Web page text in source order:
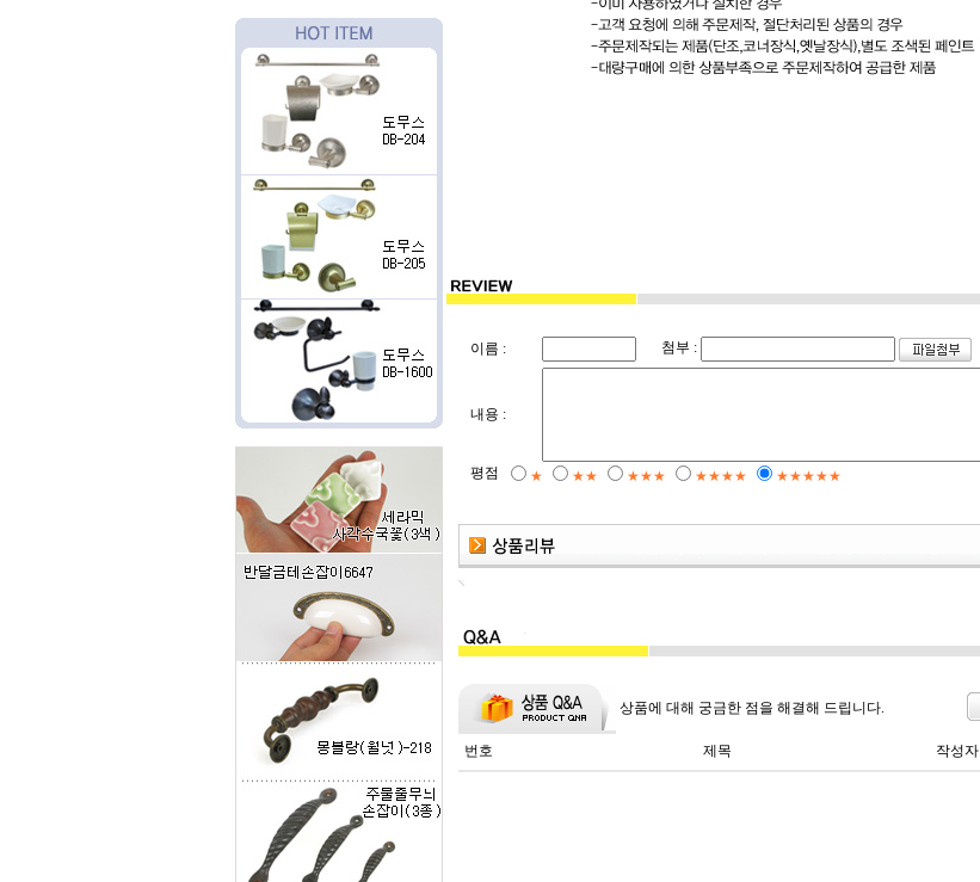
이름 : 첨부 :
내용 :
평점 ★ ★★ ★★★ ★★★★ ★★★★★
상품에 대해 궁금한 점을 해결해 드립니다.
번호 제목 작성자